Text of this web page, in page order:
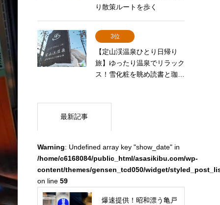
り散策ルートを歩く
3位
【定山渓温泉ひとり日帰り
旅】ゆったり温泉でリラック
ス！雪化粧を眺め読書と珈…
最新記事
Warning: Undefined array key "show_date" in
/home/c6168084/public_html/asasikibu.com/wp-
content/themes/gensen_tcd050/widget/
on line 59
爆速提供！昭和漂う亀戸